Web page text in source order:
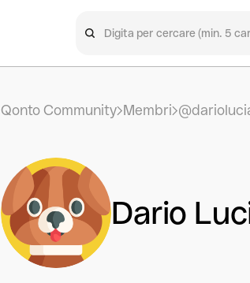
Qonto Community Membri
Dario